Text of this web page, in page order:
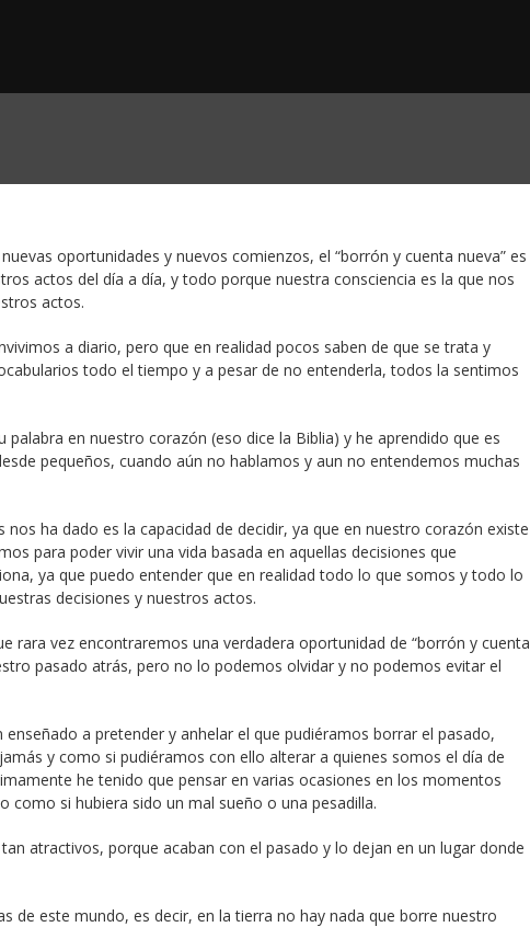
oportunidades y nuevos comienzos, el “borrón y cuenta nueva” es
actos del día a día, y todo porque nuestra consciencia es la que nos
actos.
a diario, pero que en realidad pocos saben de que se trata y
todo el tiempo y a pesar de no entenderla, todos la sentimos
en nuestro corazón (eso dice la Biblia) y he aprendido que es
pequeños, cuando aún no hablamos y aun no entendemos muchas
ha dado es la capacidad de decidir, ya que en nuestro corazón existe
para poder vivir una vida basada en aquellas decisiones que
ya que puedo entender que en realidad todo lo que somos y todo lo
decisiones y nuestros actos.
rara vez encontraremos una verdadera oportunidad de “borrón y cuenta
pasado atrás, pero no lo podemos olvidar y no podemos evitar el
a pretender y anhelar el que pudiéramos borrar el pasado,
y como si pudiéramos con ello alterar a quienes somos el día de
he tenido que pensar en varias ocasiones en los momentos
como si hubiera sido un mal sueño o una pesadilla.
atractivos, porque acaban con el pasado y lo dejan en un lugar donde
de este mundo, es decir, en la tierra no hay nada que borre nuestro